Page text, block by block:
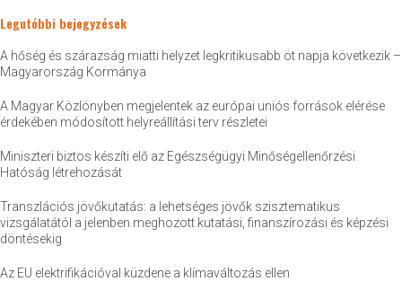
Legutóbbi bejegyzések
A hőség és szárazság miatti helyzet legkritikusabb öt napja következik –
Magyarország Kormánya
A Magyar Közlönyben megjelentek az európai uniós források elérése
érdekében módosított helyreállítási terv részletei
Miniszteri biztos készíti elő az Egészségügyi Minőségellenőrzési
Hatóság létrehozását
Transzlációs jövőkutatás: a lehetséges jövők szisztematikus
vizsgálatától a jelenben meghozott kutatási, finanszírozási és képzési
döntésekig
Az EU elektrifikációval küzdene a klímaváltozás ellen